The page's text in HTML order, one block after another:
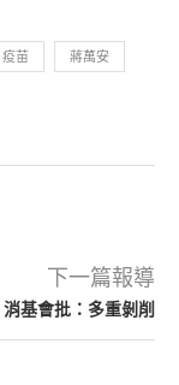
疫苗 蔣萬安
下一篇報導
基會批：多重剝削